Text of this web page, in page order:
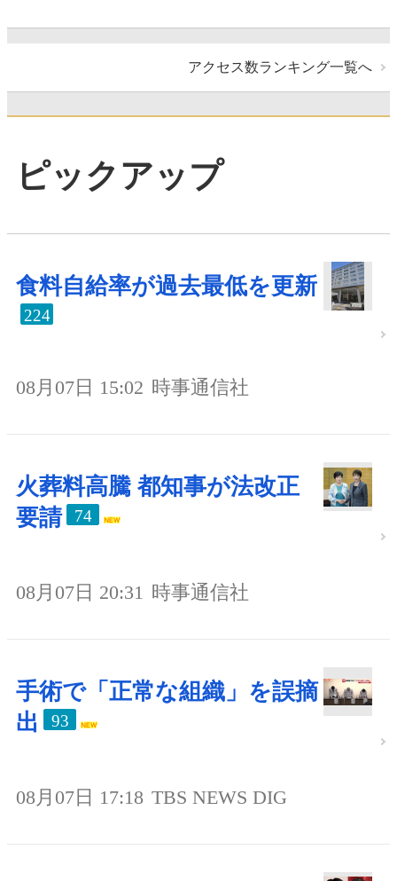
アクセス数ランキング一覧へ
ピックアップ
食料自給率が過去最低を更新
224
08月07日 15:02 時事通信社
火葬料高騰 都知事が法改正
要請
74
08月07日 20:31 時事通信社
手術で「正常な組織」を誤摘
出
93
08月07日 17:18 TBS NEWS DIG